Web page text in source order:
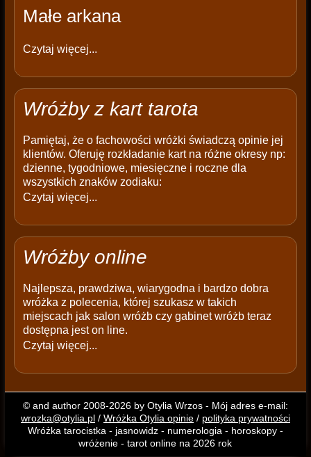
Małe arkana
Czytaj więcej...
Wróżby z kart tarota
Pamiętaj, że o fachowości wróżki świadczą opinie jej
klientów. Oferuję rozkładanie kart na różne okresy np:
dzienne, tygodniowe, miesięczne i roczne dla
wszystkich znaków zodiaku:
Czytaj więcej...
Wróżby online
Najlepsza, prawdziwa, wiarygodna i bardzo dobra
wróżka z polecenia, której szukasz w takich
miejscach jak salon wróżb czy gabinet wróżb teraz
dostępna jest on line.
Czytaj więcej...
© and author 2008-2026 by Otylia Wrzos - Mój adres e-mail:
wrozka@otylia.pl/ Wróżka Otylia opinie/ polityka prywatności
Wróżka tarocistka - jasnowidz - numerologia - horoskopy -
wróżenie - tarot online na 2026 rok